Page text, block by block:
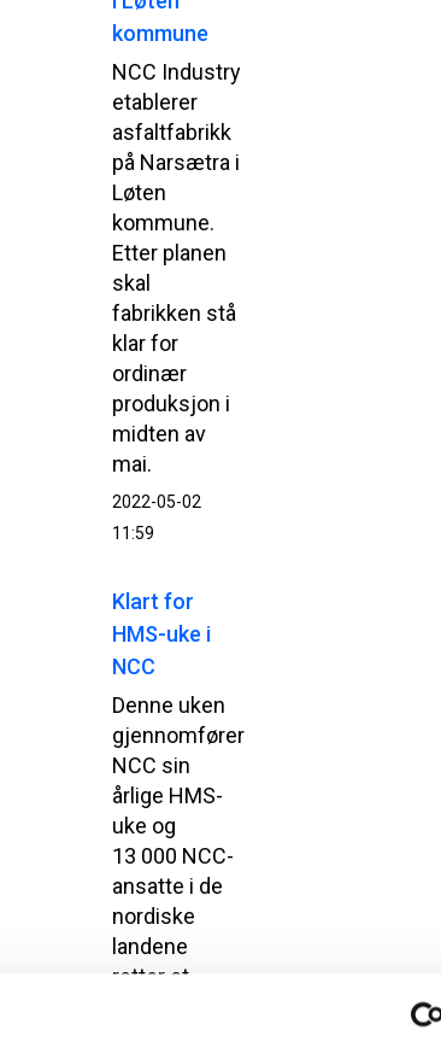
kommune
NCC Industry
etablerer
asfaltfabrikk
på Narsætra i
Løten
kommune.
Etter planen
skal
fabrikken stå
klar for
ordinær
produksjon i
midten av
mai.
2022-05-02
11:59
Klart for
HMS-uke i
NCC
Denne uken
gjennomfører
NCC sin
årlige HMS-
uke og
13 000 NCC-
ansatte i de
nordiske
landene
retter et